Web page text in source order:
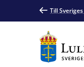
Till